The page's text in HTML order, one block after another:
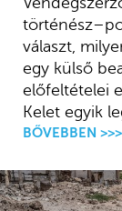
választ,
egy külső
előfeltételei
Kelet egyik
BŐVEBBEN >>>